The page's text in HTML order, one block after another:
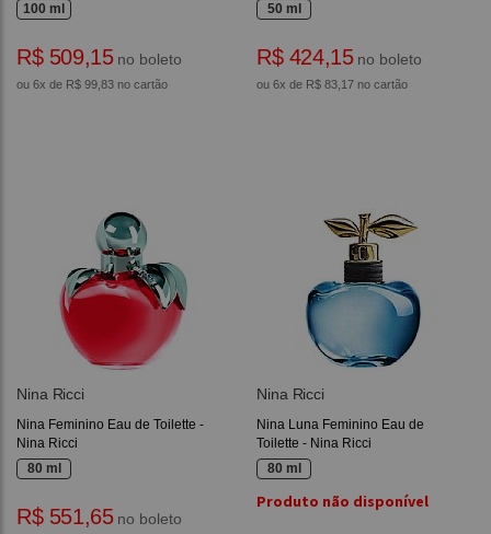
100 ml
R$ 509,15no boleto
ou 6x de R$ 99,83 no cartão
50 ml
R$ 424,15no boleto
ou 6x de R$ 83,17 no cartão
Nina Ricci
Nina Feminino Eau de Toilette -
Nina Ricci
80 ml
R$ 551,65no boleto
Nina Ricci
Nina Luna Feminino Eau de
Toilette - Nina Ricci
80 ml
Produto não disponível